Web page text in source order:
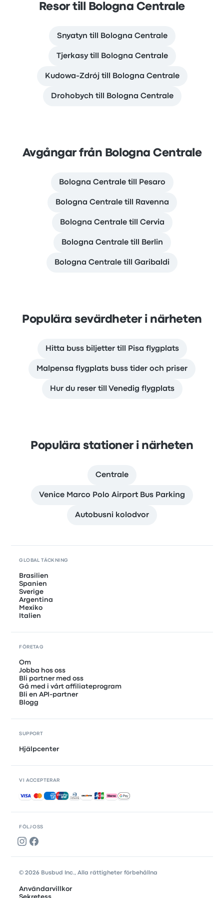
Resor till Bologna Centrale
Snyatyn till Bologna Centrale
Tjerkasy till Bologna Centrale
Kudowa-Zdrój till Bologna Centrale
Drohobych till Bologna Centrale
Avgångar från Bologna Centrale
Bologna Centrale till Pesaro
Bologna Centrale till Ravenna
Bologna Centrale till Cervia
Bologna Centrale till Berlin
Bologna Centrale till Garibaldi
Populära sevärdheter i närheten
Hitta buss biljetter till Pisa flygplats
Malpensa flygplats buss tider och priser
Hur du reser till Venedig flygplats
Populära stationer i närheten
Centrale
Venice Marco Polo Airport Bus Parking
Autobusni kolodvor
FÖLJ OSS
GLOBAL TÄCKNING
Brasilien
Spanien
Sverige
Argentina
Mexiko
Italien
FÖRETAG
Om
Jobba hos oss
Bli partner med oss
Gå med i vårt affiliateprogram
Bli en API-partner
Blogg
SUPPORT
Hjälpcenter
VI ACCEPTERAR
Accepterade betalningar
© 2026 Busbud Inc., Alla rättigheter förbehållna
Användarvillkor